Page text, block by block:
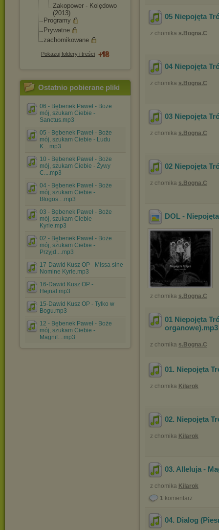
Zakopower - Kolędowo
(2013)
Programy
Prywatne
zachomikowane
Pokazuj foldery i treści
Ostatnio pobierane pliki
06 - Bębenek Paweł - Boże
mój, szukam Ciebie -
Sanctus.mp3
05 - Bębenek Paweł - Boże
mój, szukam Ciebie - Ludu
K....mp3
10 - Bębenek Paweł - Boże
mój, szukam Ciebie - Żywy
C....mp3
04 - Bębenek Paweł - Boże
mój, szukam Ciebie -
Błogos....mp3
03 - Bębenek Paweł - Boże
mój, szukam Ciebie -
Kyrie.mp3
02 - Bębenek Paweł - Boże
mój, szukam Ciebie -
Przyjd....mp3
17-Dawid Kusz OP - Missa sine
Nomine Kyrie.mp3
16-Dawid Kusz OP -
Hejnal.mp3
15-Dawid Kusz OP - Tylko w
Bogu.mp3
12 - Bębenek Paweł - Boże
mój, szukam Ciebie -
Magnif....mp3
05 Niepojęta
z chomika s.Bogna.C
04 Niepojęta
z chomika s.Bogna.C
03 Niepojęta
z chomika s.Bogna.C
02 Niepojęta
z chomika s.Bogna.C
DOL -
z chomika s.Bogna.C
01 Niepojęta
organowe)
z chomika s.Bogna.C
01. Niepojęta
z chomika Kilarok
02. Niepojęta
z chomika Kilarok
03. Alleluja -
z chomika Kilarok
1 komentarz
04. Dialog